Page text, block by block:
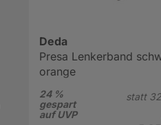
Deda
Presa Lenkerband
orange
24 %
gespart
auf UVP
statt